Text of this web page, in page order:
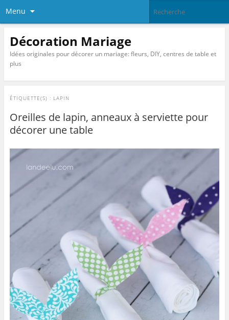
Menu
Décoration Mariage
Idées originales pour décorer un mariage: fleurs, DIY, centres de table et
plus
ÉTIQUETTE(S) : LAPIN
Oreilles de lapin, anneaux à serviette pour
décorer une table